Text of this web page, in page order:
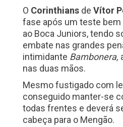
O Corinthians de Vítor
fase após um teste
ao Boca Juniors, tendo
embate nas grandes
intimidante Bambonera,
nas duas mãos.
Mesmo fustigado com
conseguido manter-se
todas frentes e deverá
cabeça para o Mengão.